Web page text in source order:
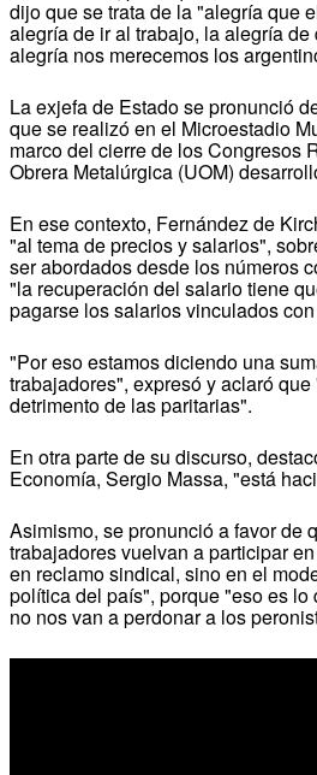
dijo que se trata de la "alegría que
alegría de ir al trabajo, la alegría de
alegría nos merecemos los
La exjefa de Estado se pronunció
que se realizó en el Microestadio
marco del cierre de los Congresos
Obrera Metalúrgica (UOM)
En ese contexto, Fernández de
"al tema de precios y salarios",
ser abordados desde los números
"la recuperación del salario tiene
pagarse los salarios vinculados
"Por eso estamos diciendo una
trabajadores", expresó y aclaró que
detrimento de las paritarias".
En otra parte de su discurso,
Economía, Sergio Massa, "está
Asimismo, se pronunció a favor de
trabajadores vuelvan a participar
en reclamo sindical, sino en el
política del país", porque "eso es lo
no nos van a perdonar a los